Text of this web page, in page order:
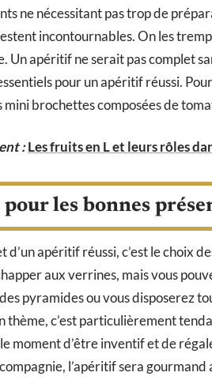
ne nécessitant pas trop de
incontournables. On les
Un apéritif ne serait pas complet
pour un apéritif réussi.
mini brochettes composées de
:Les fruits en L et leurs rôles
pour les bonnes
d’un apéritif réussi, c’est le choix
aux verrines, mais vous
pyramides ou vous disposerez
thème, c’est particulièrement
le moment d’être inventif et de
l’apéritif sera